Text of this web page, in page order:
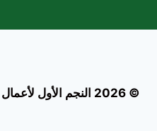
© 2026 النجم الأول لأعمال الصيانة العامة بالإمارات